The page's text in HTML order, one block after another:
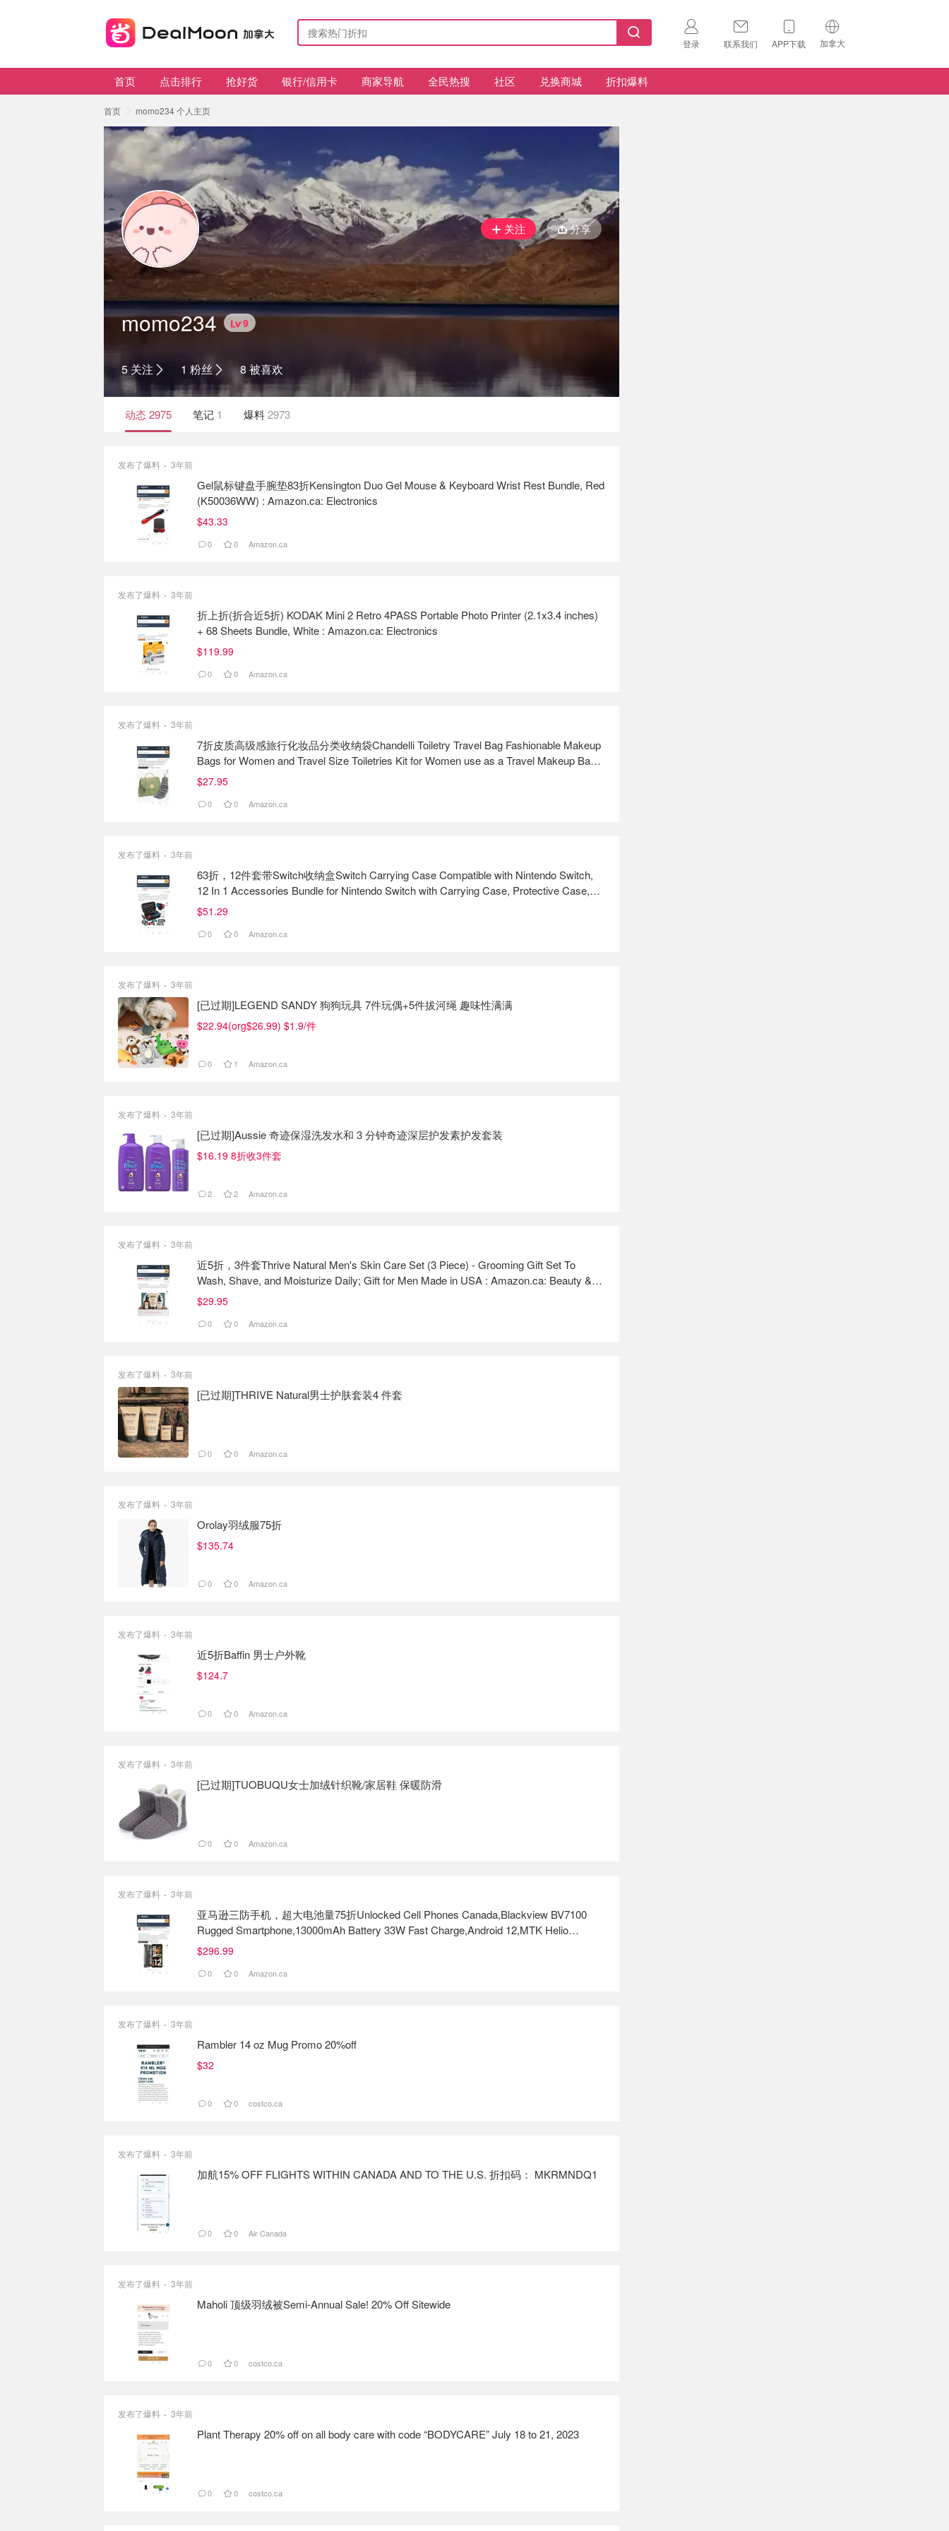
登录 联系我们 APP下载 加拿大
🇺🇸
首页 点击排行 抢好货 银行/信用卡 商家导航 全民热搜 社区 兑换商城 折扣爆料
首页 momo234 个人主页
关注 分享
momo234 9
5 关注 1 粉丝 8 被喜欢
动态2975 笔记 1 爆料2973
发布了爆料 3年前
Gel鼠标键盘手腕垫83折Kensington Duo Gel Mouse & Keyboard Wrist Rest Bundle, Red
(K50036WW) : Amazon.ca: Electronics
$43.33
0 0 Amazon.ca
发布了爆料 3年前
折上折(折合近5折) KODAK Mini 2 Retro 4PASS Portable Photo Printer (2.1x3.4 inches)
+ 68 Sheets Bundle, White : Amazon.ca: Electronics
$119.99
0 0 Amazon.ca
发布了爆料 3年前
7折皮质高级感旅行化妆品分类收纳袋Chandelli Toiletry Travel Bag Fashionable Makeup
Bags for Women and Travel Size Toiletries Kit for Women use as a Travel Makeup Bag
Perfect Toiletry Bags for Traveling Women, Gift for Women (Sage) : Amazon.ca: Beauty
& Personal Care
$27.95
0 0 Amazon.ca
发布了爆料 3年前
63折，12件套带Switch收纳盒Switch Carrying Case Compatible with Nintendo Switch,
12 In 1 Accessories Bundle for Nintendo Switch with Carrying Case, Protective Case,
Screen Protector, PlayStand, Joycon Grip & More (Black) : Amazon.ca: Video Games
$51.29
0 0 Amazon.ca
发布了爆料 3年前
[已过期]LEGEND SANDY 狗狗玩具 7件玩偶+5件拔河绳 趣味性满满
$22.94(org$26.99) $1.9/件
0 1 Amazon.ca
发布了爆料 3年前
[已过期]Aussie 奇迹保湿洗发水和 3 分钟奇迹深层护发素护发套装
$16.19 8折收3件套
2 2 Amazon.ca
发布了爆料 3年前
近5折，3件套Thrive Natural Men's Skin Care Set (3 Piece) - Grooming Gift Set To
Wash, Shave, and Moisturize Daily; Gift for Men Made in USA : Amazon.ca: Beauty &
Personal Care
$29.95
0 0 Amazon.ca
发布了爆料 3年前
[已过期]THRIVE Natural男士护肤套装4 件套
0 0 Amazon.ca
发布了爆料 3年前
Orolay羽绒服75折
$135.74
0 0 Amazon.ca
发布了爆料 3年前
近5折Baffin 男士户外靴
$124.7
0 0 Amazon.ca
发布了爆料 3年前
[已过期]TUOBUQU女士加绒针织靴/家居鞋 保暖防滑
0 0 Amazon.ca
发布了爆料 3年前
亚马逊三防手机，超大电池量75折Unlocked Cell Phones Canada,Blackview BV7100
Rugged Smartphone,13000mAh Battery 33W Fast Charge,Android 12,MTK Helio
G85,10GB + 128GB/SD 1TB,6.58" in-Cell 1080 * 2408,IP68 Waterproof Rugged
Phone,NFC : Amazon.ca: Electronics
$296.99
0 0 Amazon.ca
发布了爆料 3年前
Rambler 14 oz Mug Promo 20%off
$32
0 0 costco.ca
发布了爆料 3年前
加航15% OFF FLIGHTS WITHIN CANADA AND TO THE U.S. 折扣码： MKRMNDQ1
0 0 Air Canada
发布了爆料 3年前
Maholi 顶级羽绒被Semi-Annual Sale! 20% Off Sitewide
0 0 costco.ca
发布了爆料 3年前
Plant Therapy 20% off on all body care with code “BODYCARE” July 18 to 21, 2023
0 0 costco.ca